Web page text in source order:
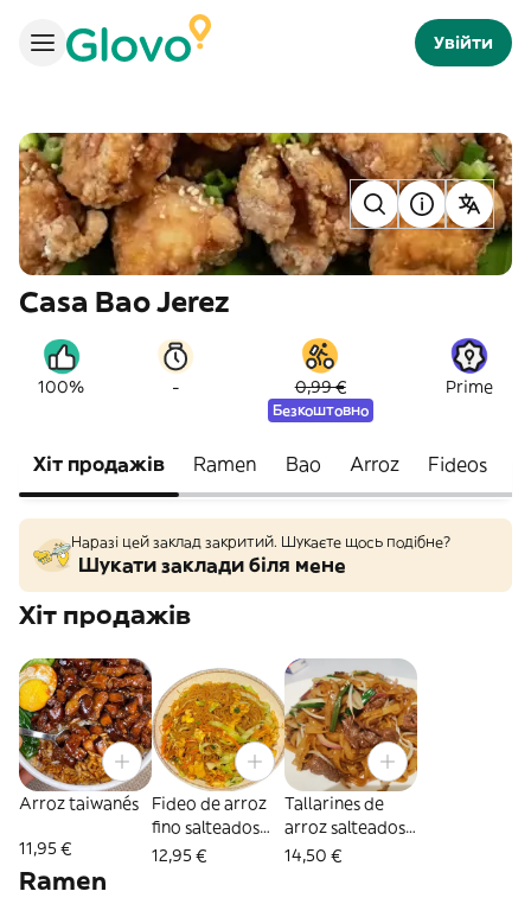
Увійти
Casa Bao Jerez
100% - 0,99 €
Безкоштовно
Prime
Хіт продажів Ramen Bao Arroz Fideos
Наразі цей заклад закритий. Шукаєте щось подібне?
Шукати заклади біля мене
Хіт продажів
Arroz taiwanés
11,95 €
Fideo de arroz
fino salteados
con pollo
12,95 €
Tallarines de
arroz salteados
con ternera
14,50 €
Ramen